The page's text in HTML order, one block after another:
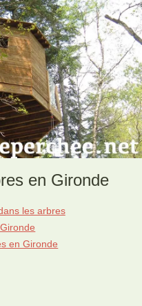
en Gironde
les arbres
en Gironde